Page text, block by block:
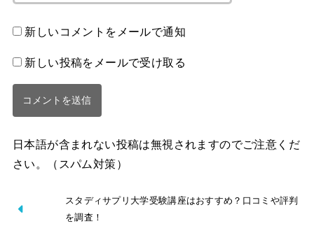
新しいコメントをメールで通知
新しい投稿をメールで受け取る
日本語が含まれない投稿は無視されますのでご注意くだ
さい。（スパム対策）
スタディサプリ大学受験講座はおすすめ？口コミや評判
を調査！